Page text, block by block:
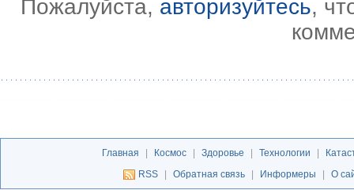
Пожалуйста, авторизуйтесь,
Главная Космос Здоровье Технологии
RSS
Обратная связь Информеры О